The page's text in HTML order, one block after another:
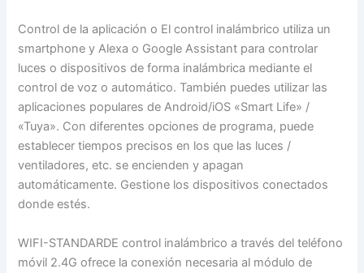
Control de la aplicación o El control inalámbrico utiliza un
smartphone y Alexa o Google Assistant para controlar
luces o dispositivos de forma inalámbrica mediante el
control de voz o automático. También puedes utilizar las
aplicaciones populares de Android/iOS «Smart Life» /
«Tuya». Con diferentes opciones de programa, puede
establecer tiempos precisos en los que las luces /
ventiladores, etc. se encienden y apagan
automáticamente. Gestione los dispositivos conectados
donde estés.
WIFI-STANDARDE control inalámbrico a través del teléfono
móvil 2.4G ofrece la conexión necesaria al módulo de